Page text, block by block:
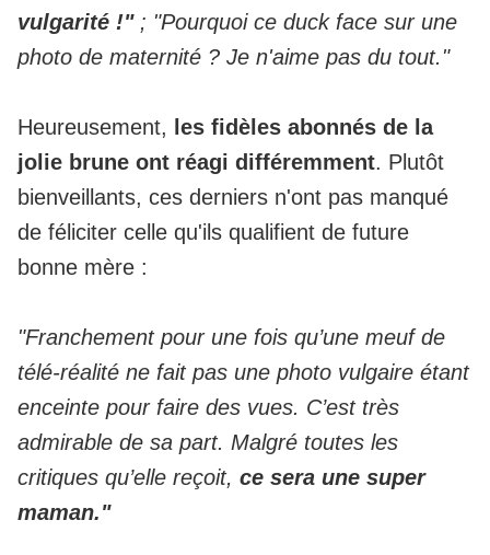
vulgarité !"; "Pourquoi ce duck face sur une
photo de maternité ? Je n'aime pas du tout."
Heureusement,
les fidèles abonnés de la
jolie brune ont réagi différemment. Plutôt
bienveillants, ces derniers n'ont pas manqué
de féliciter celle qu'ils qualifient de future
bonne mère :
"Franchement pour une fois qu’une meuf de
télé-réalité ne fait pas une photo vulgaire étant
enceinte pour faire des vues. C’est très
admirable de sa part. Malgré toutes les
critiques qu’elle reçoit, ce sera une super
maman."